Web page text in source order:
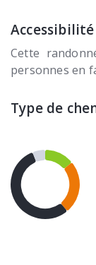
Accessibilité
Cette
personnes en
Type de